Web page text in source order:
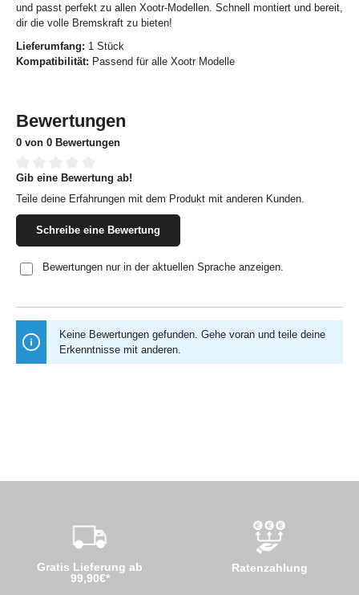
und passt perfekt zu allen Xootr-Modellen. Schnell montiert und bereit,
dir die volle Bremskraft zu bieten!
Lieferumfang: 1 Stück
Kompatibilität: Passend für alle Xootr Modelle
Bewertungen
0 von 0 Bewertungen
Durchschnittliche Bewertung von 0 von 5 Sternen
Gib eine Bewertung ab!
Teile deine Erfahrungen mit dem Produkt mit anderen Kunden.
Schreibe eine Bewertung
Bewertungen nur in der aktuellen Sprache anzeigen.
Keine Bewertungen gefunden. Gehe voran und teile deine
Erkenntnisse mit anderen.
Gratis Lieferung ab
99,90€*
Ratenzahlung